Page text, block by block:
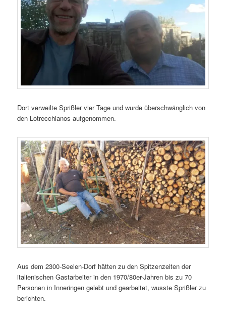
Dort verweilte Sprißler vier Tage und wurde überschwänglich von
den Lotrecchianos aufgenommen.
Aus dem 2300-Seelen-Dorf hätten zu den Spitzenzeiten der
italienischen Gastarbeiter in den 1970/80er-Jahren bis zu 70
Personen in Inneringen gelebt und gearbeitet, wusste Sprißler zu
berichten.